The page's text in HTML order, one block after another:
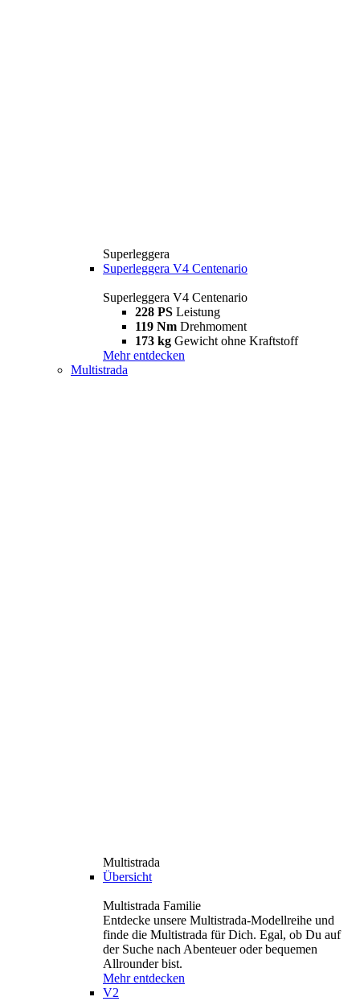
Superleggera
Superleggera V4 Centenario
Superleggera V4 Centenario
228 PS Leistung
119 Nm Drehmoment
173 kg Gewicht ohne Kraftstoff
Mehr entdecken
Multistrada
Multistrada
Übersicht
Multistrada Familie
Entdecke unsere Multistrada-Modellreihe und
finde die Multistrada für Dich. Egal, ob Du auf
der Suche nach Abenteuer oder bequemen
Allrounder bist.
Mehr entdecken
V2